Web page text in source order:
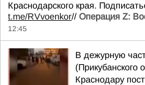
Краснодарского края.
t.me/RVvoenkor// Операция Z:
12:45
В дежурную
(Прикубанского
Краснодару